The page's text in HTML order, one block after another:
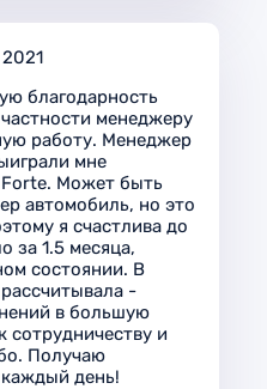
2021
благодарность
менеджеру
работу. Менеджер
мне
Может быть
автомобиль, но это
я счастлива до
за 1.5 месяца,
состоянии. В
-
в большую
сотрудничеству и
Получаю
день!